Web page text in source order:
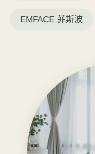
EMFACE 菲斯波